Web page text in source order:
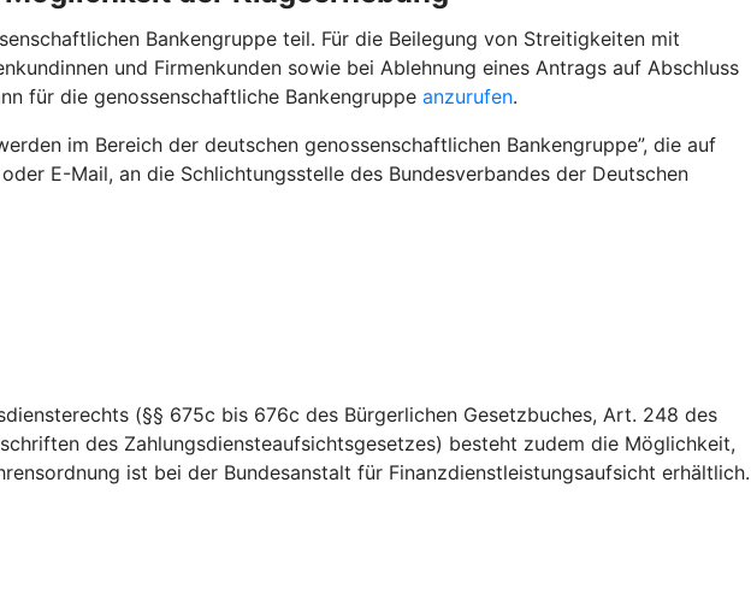
Bankengruppe teil. Für die Beilegung von Streitigkeiten mit
und Firmenkunden sowie bei Ablehnung eines Antrags auf Abschluss
für die genossenschaftliche Bankengruppe anzurufen.
im Bereich der deutschen genossenschaftlichen Bankengruppe”, die auf
E-Mail, an die Schlichtungsstelle des Bundesverbandes der Deutschen
(§§ 675c bis 676c des Bürgerlichen Gesetzbuches, Art. 248 des
des Zahlungsdiensteaufsichtsgesetzes) besteht zudem die Möglichkeit,
ist bei der Bundesanstalt für Finanzdienstleistungsaufsicht erhältlich.